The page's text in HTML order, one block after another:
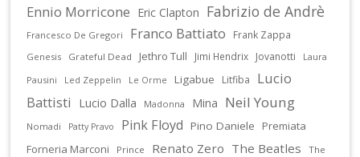
Ennio Morricone Eric Clapton Fabrizio de Andrè
Francesco De Gregori Franco Battiato Frank Zappa
Genesis Grateful Dead Jethro Tull Jimi Hendrix Jovanotti
Laura
Pausini
Led Zeppelin Le Orme Ligabue Litfiba
Lucio
Battisti
Lucio Dalla Madonna Mina Neil Young
Nomadi Patty Pravo Pink Floyd Pino Daniele
Premiata
Forneria Marconi
Prince Renato Zero The Beatles
The